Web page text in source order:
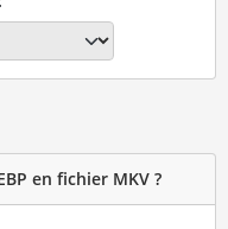
en fichier MKV ?